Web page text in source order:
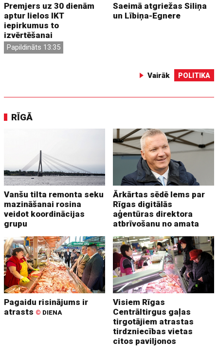
Premjers uz 30 dienām
aptur lielos IKT
iepirkumus to
izvērtēšanai
Papildināts 13:35
Saeimā atgriežas Siliņa
un Lībiņa-Egnere
Vairāk POLITIKA
RĪGĀ
Vanšu tilta remonta seku
mazināšanai rosina
veidot koordinācijas
grupu
Ārkārtas sēdē lems par
Rīgas digitālās
aģentūras direktora
atbrīvošanu no amata
Pagaidu risinājums ir
atrasts © DIENA
Visiem Rīgas
Centrāltirgus gaļas
tirgotājiem atrastas
tirdzniecības vietas
citos paviljonos